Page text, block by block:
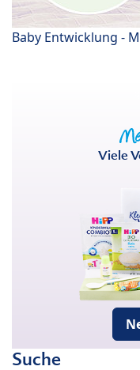
Baby Entwicklung -
Viele
Suche